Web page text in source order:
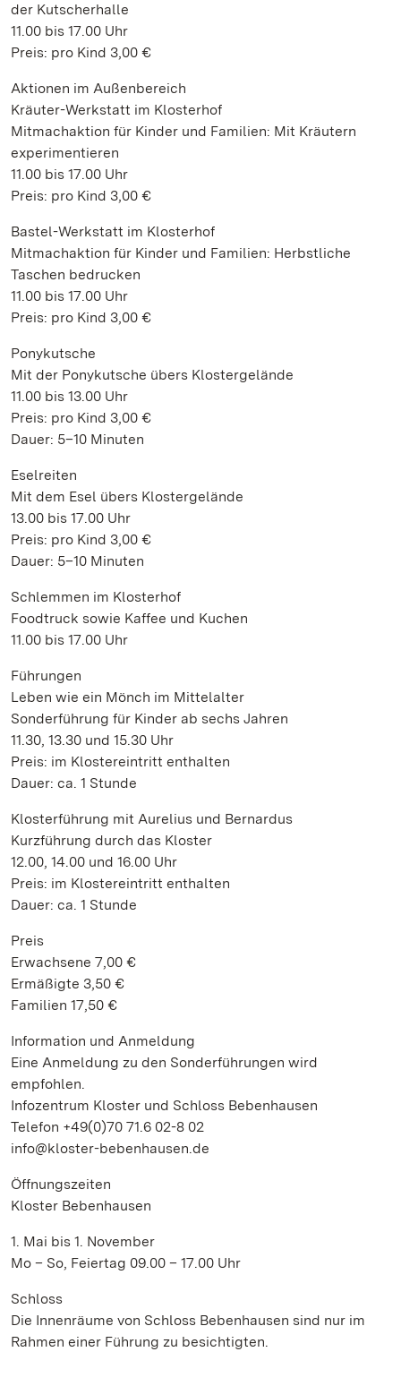
der Kutscherhalle
11.00 bis 17.00 Uhr
Preis: pro Kind 3,00 €
Aktionen im Außenbereich
Kräuter-Werkstatt im Klosterhof
Mitmachaktion für Kinder und Familien: Mit Kräutern
experimentieren
11.00 bis 17.00 Uhr
Preis: pro Kind 3,00 €
Bastel-Werkstatt im Klosterhof
Mitmachaktion für Kinder und Familien: Herbstliche
Taschen bedrucken
11.00 bis 17.00 Uhr
Preis: pro Kind 3,00 €
Ponykutsche
Mit der Ponykutsche übers Klostergelände
11.00 bis 13.00 Uhr
Preis: pro Kind 3,00 €
Dauer: 5–10 Minuten
Eselreiten
Mit dem Esel übers Klostergelände
13.00 bis 17.00 Uhr
Preis: pro Kind 3,00 €
Dauer: 5–10 Minuten
Schlemmen im Klosterhof
Foodtruck sowie Kaffee und Kuchen
11.00 bis 17.00 Uhr
Führungen
Leben wie ein Mönch im Mittelalter
Sonderführung für Kinder ab sechs Jahren
11.30, 13.30 und 15.30 Uhr
Preis: im Klostereintritt enthalten
Dauer: ca. 1 Stunde
Klosterführung mit Aurelius und Bernardus
Kurzführung durch das Kloster
12.00, 14.00 und 16.00 Uhr
Preis: im Klostereintritt enthalten
Dauer: ca. 1 Stunde
Preis
Erwachsene 7,00 €
Ermäßigte 3,50 €
Familien 17,50 €
Information und Anmeldung
Eine Anmeldung zu den Sonderführungen wird
empfohlen.
Infozentrum Kloster und Schloss Bebenhausen
Telefon +49(0)70 71.6 02-8 02
info@kloster-bebenhausen.de
Öffnungszeiten
Kloster Bebenhausen
1. Mai bis 1. November
Mo – So, Feiertag 09.00 – 17.00 Uhr
Schloss
Die Innenräume von Schloss Bebenhausen sind nur im
Rahmen einer Führung zu besichtigten.